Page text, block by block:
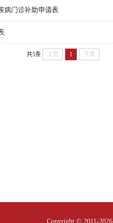
病门诊补助申请表
共5条 上页 1 下页
Copyright © 2011-2026